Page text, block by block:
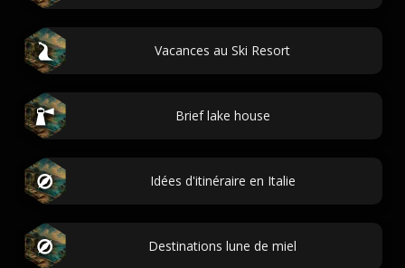
Vacances au Ski Resort
Brief lake house
Idées d'itinéraire en Italie
Destinations lune de miel